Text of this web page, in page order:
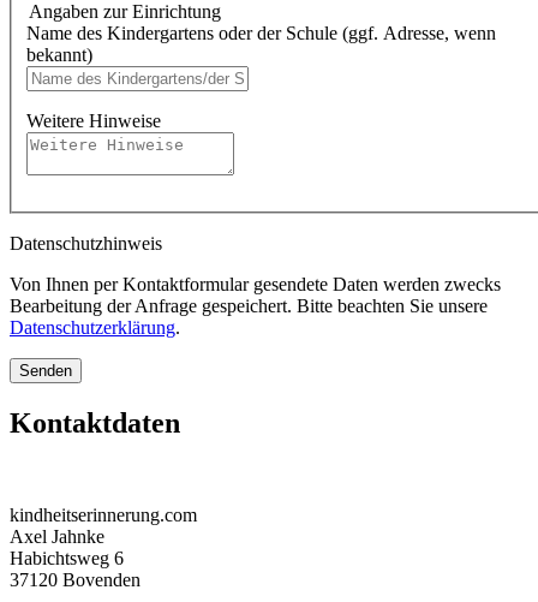
Angaben zur Einrichtung
Name des Kindergartens oder der Schule (ggf. Adresse, wenn
bekannt)
Weitere Hinweise
Datenschutzhinweis
Von Ihnen per Kontaktformular gesendete Daten werden zwecks
Bearbeitung der Anfrage gespeichert. Bitte beachten Sie unsere
Datenschutzerklärung.
Senden
Kontaktdaten
kindheitserinnerung.com
Axel Jahnke
Habichtsweg 6
37120 Bovenden